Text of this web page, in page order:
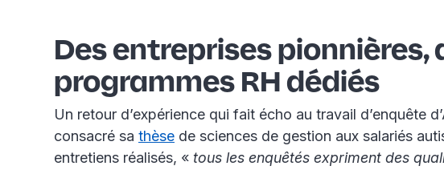
Des entreprises pionnières,
programmes RH dédiés
Un retour d’expérience qui fait écho au travail d’enquête
consacré sa thèse de sciences de gestion aux salariés
entretiens réalisés, « tous les enquêtés expriment des